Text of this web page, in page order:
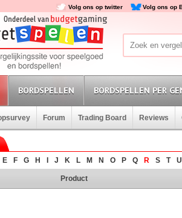
Volg ons op twitter Volg ons op
BORDSPELLEN BORDSPELLEN PER
Forum Trading Board Reviews
E F G H J K L M N O P Q R S T U
Product